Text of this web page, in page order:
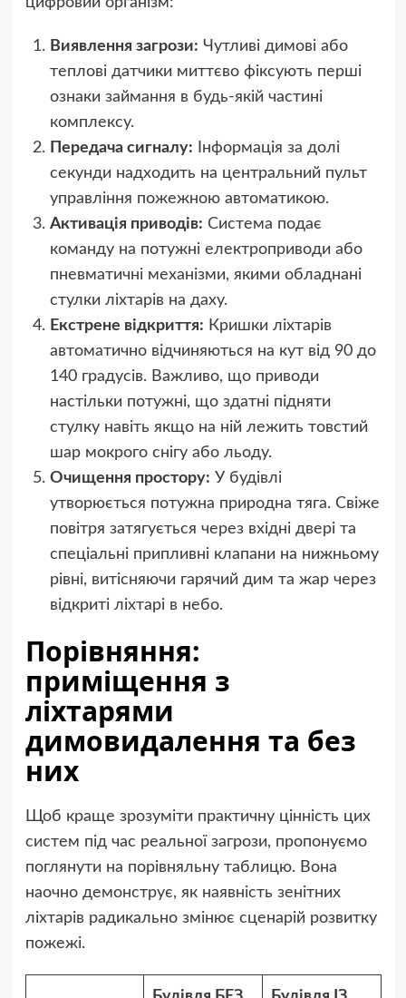
Виявлення загрози: Чутливі димові або
теплові датчики миттєво фіксують перші
ознаки займання в будь-якій частині
комплексу.
Передача сигналу: Інформація за долі
секунди надходить на центральний пульт
управління пожежною автоматикою.
Активація приводів: Система подає
команду на потужні електроприводи або
пневматичні механізми, якими обладнані
стулки ліхтарів на даху.
Екстрене відкриття: Кришки ліхтарів
автоматично відчиняються на кут від 90 до
140 градусів. Важливо, що приводи
настільки потужні, що здатні підняти
стулку навіть якщо на ній лежить товстий
шар мокрого снігу або льоду.
Очищення простору: У будівлі
утворюється потужна природна тяга. Свіже
повітря затягується через вхідні двері та
спеціальні припливні клапани на нижньому
рівні, витісняючи гарячий дим та жар через
відкриті ліхтарі в небо.
Порівняння:
приміщення з
ліхтарями
димовидалення та без
них
Щоб краще зрозуміти практичну цінність цих
систем під час реальної загрози, пропонуємо
поглянути на порівняльну таблицю. Вона
наочно демонструє, як наявність зенітних
ліхтарів радикально змінює сценарій розвитку
пожежі.